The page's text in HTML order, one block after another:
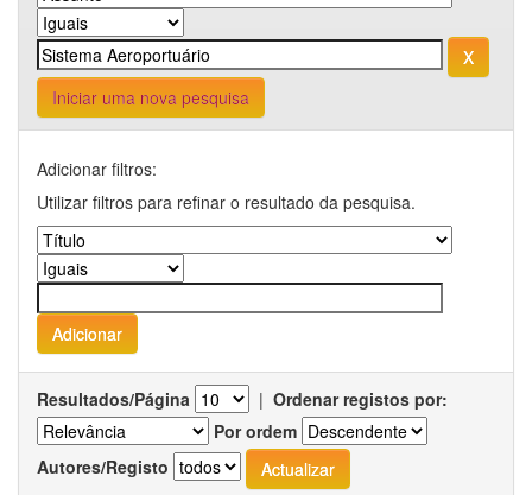
Iniciar uma nova pesquisa
Adicionar filtros:
Utilizar filtros para refinar o resultado da pesquisa.
Resultados/Página | Ordenar registos por:
Por ordem
Autores/Registo